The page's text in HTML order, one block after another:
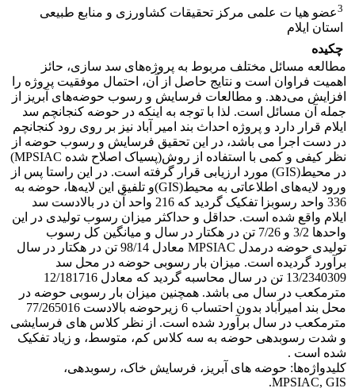
3عضو هیا ت علمی مرکز تحقیقات کشاورزی و منابع طبیعی
استان ایلام
چکیده
مطالعه مسائل مختلف مربوط به پروژه‌های سد سازی، حائز
اهمیت فراوان است و نتایج حاصل از آن، احتمال موفقیت پروژه را
افزایش می‌دهد. و مطالعات فرسایش و رسوب حوضه‌های آبریز از
جمله آن مسائل است. لذا با توجه به اینکه در حوضه کنجانچم سد
ایلام قرار دارد و پروژه احداث بند امیر آباد نیز بر روی رود کنجانچم
در دست اجرا می باشد، در این تحقیق فرسایش و رسوب حوضه از
نظر کیفی و کمی با استفاده از روش(پسیاک اصلاح شده MPSIAC)
در محیط(GIS) مورد ارزیابی قرار گرفته است. در این راستا پس از
ورود لایه‌های اطلاعاتی به محیط(GIS)و تلفیق این لایه‌ها، حوضه به
336 واحد رسوبزا تفکیک گردید که 216 واحد آن در بالادست سد
ایلام واقع شده است. حداقل و حداکثر میزان رسوب تولیدی در این
واحدها 3/2 و 7/26 تن در هکتار در سال و میانگین کل رسوب
تولیدی حوضه درمدل MPSIAC معادل 98/14 تن در هکتار در سال
برآورد گردیده است. میزان بار رسوبی حوضه در محل سد
13/2340309 تن در سال محاسبه گردید که معادل 12/181716
مترمکعب در سال می باشد. همچنین میزان بار رسوبی حوضه در
محل بند امیرآباد بدون احتساب 6 زیرحوضه بالادست 77/265016
مترمکعب در سال برآورد شده است. از نظر کلاس های فرسایشی
و شدت رسوبدهی حوضه به سه کلاس کم، متوسط، و زیاد تفکیک
شده است .
کلیدواژه‌ها: حوضه های آبریز، فرسایش خاک، رسوبدهی،
MPSIAC, GIS.